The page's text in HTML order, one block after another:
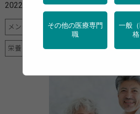
2022年10月24日
メンタルヘルス 健診・検診 地域保健
栄養 特定保健指導 産業保健 運動
その他の医療専門
職
一般
格